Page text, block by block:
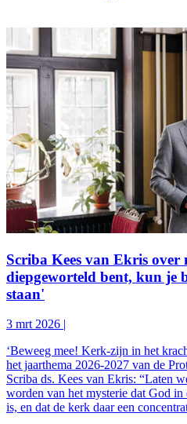
Scriba Kees van Ekris
diepgeworteld bent, kun je
staan'
3 mrt 2026 |
‘Beweeg mee! Kerk-zijn in het
het jaarthema 2026-2027 van de
Scriba ds. Kees van Ekris: “Laten
worden van het mysterie dat God
is, en dat de kerk daar een